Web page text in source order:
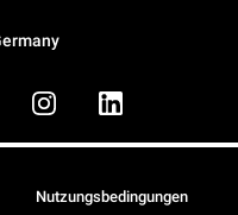
Nutzungsbedingungen